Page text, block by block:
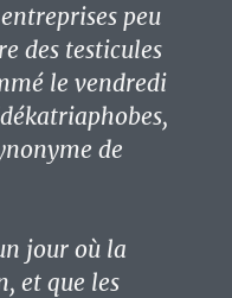
peu
des testicules
le vendredi
de
jour où la
et que les